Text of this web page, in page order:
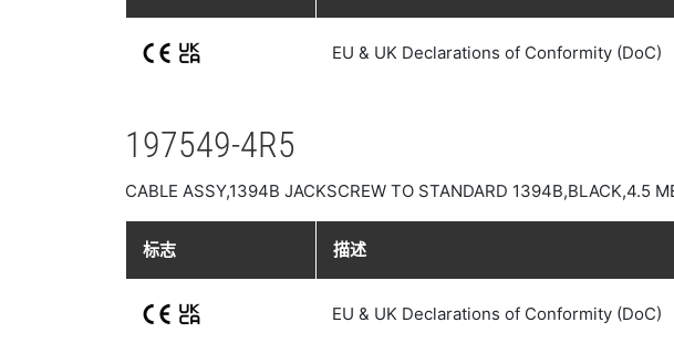
EU & UK Declarations of Conformity (DoC)
197549-4R5
CABLE ASSY,1394B JACKSCREW TO STANDARD 1394B,BLACK,4.5
标志 描述
EU & UK Declarations of Conformity (DoC)